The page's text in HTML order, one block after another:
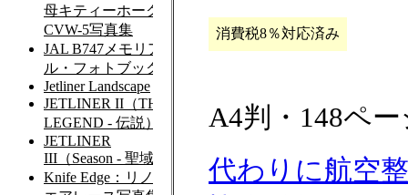
消費税8％対応済み
A4判・148ペー
代わりに航空